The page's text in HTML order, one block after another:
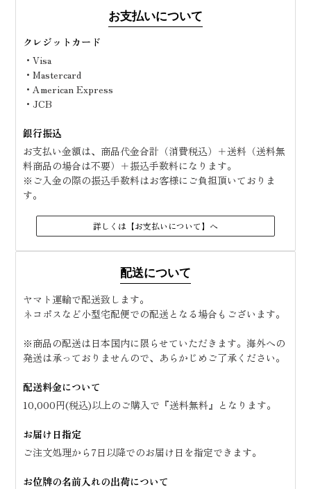
お支払いについて
クレジットカード
・Visa
・Mastercard
・American Express
・JCB
銀行振込
お支払い金額は、商品代金合計（消費税込）＋送料（送料無
料商品の場合は不要）＋振込手数料になります。
※ご入金の際の振込手数料はお客様にご負担頂いておりま
す。
詳しくは【お支払いについて】へ
配送について
ヤマト運輸で配送致します。
ネコポスなど小型宅配便での配送となる場合もございます。
※商品の配送は日本国内に限らせていただきます。海外への
発送は承っておりませんので、あらかじめご了承ください。
配送料金について
10,000円(税込)以上のご購入で『送料無料』となります。
お届け日指定
ご注文処理から7日以降でのお届け日を指定できます。
お位牌の名前入れの出荷について